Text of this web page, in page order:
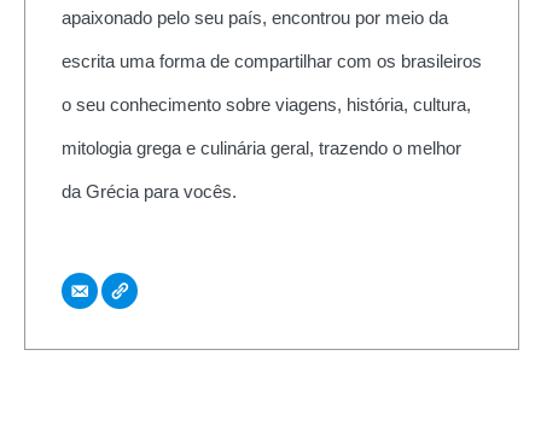
apaixonado pelo seu país, encontrou por meio da
escrita uma forma de compartilhar com os brasileiros
o seu conhecimento sobre viagens, história, cultura,
mitologia grega e culinária geral, trazendo o melhor
da Grécia para vocês.